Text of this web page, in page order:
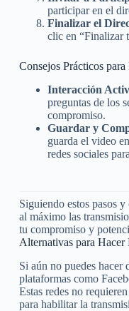
participar en el
Finalizar el
clic en “Finalizar
Consejos Prácticos
Interacción
preguntas de los
compromiso.
Guardar y
guarda el video
redes sociales
Siguiendo estos pasos
al máximo las
tu compromiso y
Alternativas para
Si aún no puedes hacer
plataformas como
Estas redes no
para habilitar la